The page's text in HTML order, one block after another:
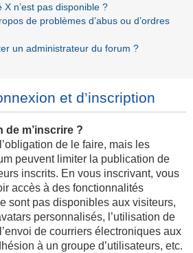
n’est pas disponible ?
de problèmes d’abus ou d’ordres
un administrateur du forum ?
et d’inscription
de m’inscrire ?
de le faire, mais les
peuvent limiter la publication de
inscrits. En vous inscrivant, vous
accès à des fonctionnalités
sont pas disponibles aux visiteurs,
personnalisés, l’utilisation de
de courriers électroniques aux
à un groupe d’utilisateurs, etc.